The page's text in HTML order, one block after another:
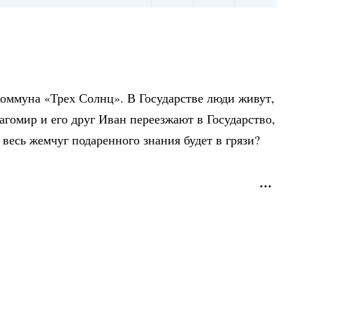
«Трех Солнц». В Государстве люди живут,
и его друг Иван переезжают в Государство,
жемчуг подаренного знания будет в грязи?